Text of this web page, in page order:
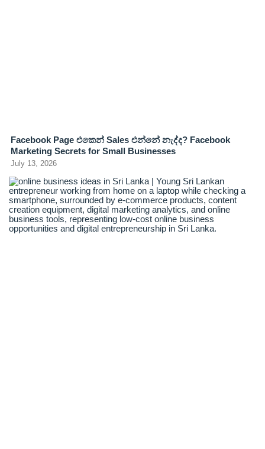
Facebook Page එකෙන් Sales එන්නේ නැද්ද? Facebook
Marketing Secrets for Small Businesses
July 13, 2026